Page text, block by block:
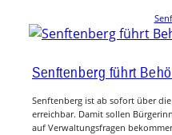
Senftenberg führt
Senftenberg ist ab sofort über
erreichbar. Damit sollen
auf Verwaltungsfragen